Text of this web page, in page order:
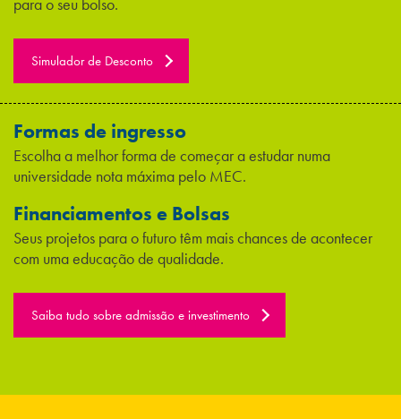
Simulador de Desconto
Formas de ingresso
Escolha a melhor forma de começar a estudar numa
universidade nota máxima pelo MEC.
Financiamentos e Bolsas
Seus projetos para o futuro têm mais chances de acontecer
com uma educação de qualidade.
Saiba tudo sobre admissão e investimento